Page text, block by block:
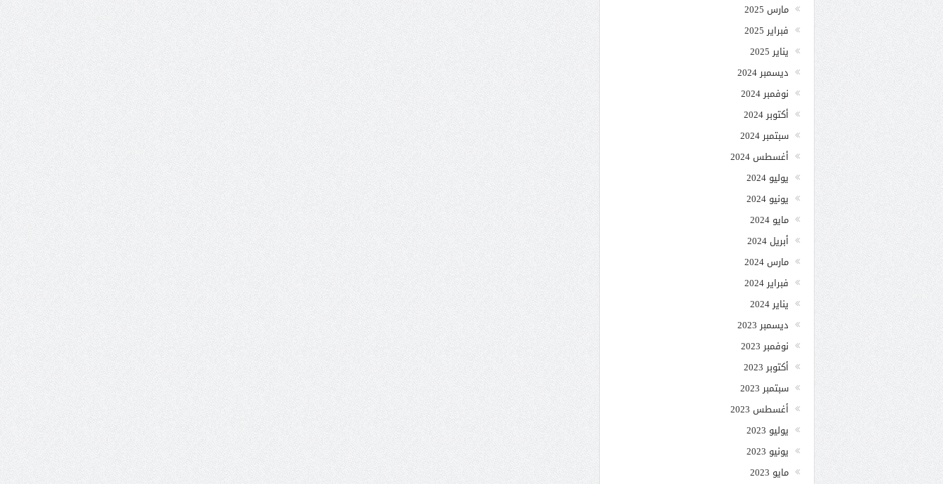
مارس 2025
فبراير 2025
يناير 2025
ديسمبر 2024
نوفمبر 2024
أكتوبر 2024
سبتمبر 2024
أغسطس 2024
يوليو 2024
يونيو 2024
مايو 2024
أبريل 2024
مارس 2024
فبراير 2024
يناير 2024
ديسمبر 2023
نوفمبر 2023
أكتوبر 2023
سبتمبر 2023
أغسطس 2023
يوليو 2023
يونيو 2023
مايو 2023